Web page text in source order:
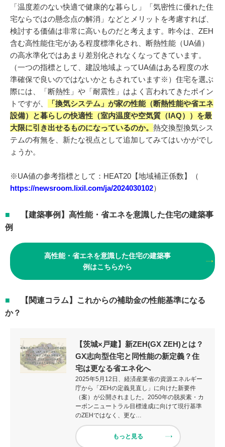
「温度差のない快適で健康的な暮らし」「気密性に優れた住
宅ならではの懸念点の解消」などとメリットを考慮すれば、
検討する価値は非常に高いものだと考えます。昨今は、ZEH
含む高性能住宅がある程度標準化され、断熱性能（UA値）
の高水準化ではあまり差別化されなくなってきています。
（一つの指標として、建設地域よってUA値はある程度の水
準確保で良いのではないかともされています※）住宅を選ぶ
際には、「断熱性」や「耐震性」はよく言われてきたポイン
トですが、
「換気システム」が家の性能（断熱性能や省エネ
設備）と暮らしの快適性（室内温度や空気質（IAQ））を最
大限に引き出せるものになっているのか。 熱交換型換気シス
テムの有無を、新たな視点として追加してみてはいかがでし
ょうか。
※UA値の参考指標として：HEAT20【地域補正係数】（
https://newsroom.lixil.com/ja/2024030102）
【建築事例】高性能・省エネを意識した住宅の建築事
例
高性能・省エネを意識した住宅の建築事
例はこちらから
【関連コラム】これからの補助金の性能基準になる
か？
【茨城×戸建】新ZEH(GX ZEH)とは？
GX志向型住宅と同性能の新定義？住
宅は更なる省エネ化へ
2025年5月12日、経済産業省の資源エネルギー
庁から「ZEHの定義見直し」に向けた新要件
（案）が公開されました。2050年の脱炭素・カ
ーボンニュートラル目標達成に向けて現行基準
のZEHではなく、更な…
もっと見る